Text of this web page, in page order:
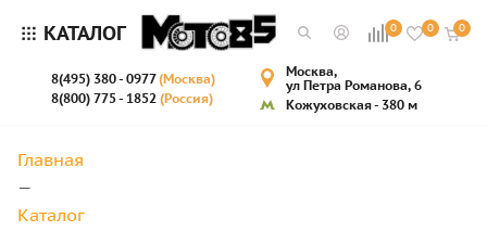
КАТАЛОГ 0 0 0
8(495) 380 - 0977(Москва)
8(800) 775 - 1852 (Россия)
Москва,
ул Петра Романова, 6
Кожуховская - 380 м
Главная
—
Каталог